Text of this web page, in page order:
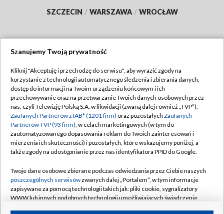
SZCZECIN / WARSZAWA / WROCŁAW
TVP
Abonament TVP
Emisja w TVP
Centrum informacji TVP
Naziemna Telewizja Cyfrowa
Rada Programowa
System NOS
Informacje o nadawcy
Regulamin TVP
Polityka prywatności
Moje zgody
Pomoc
Kontakt
Szanujemy Twoją prywatność
Kliknij "Akceptuję i przechodzę do serwisu", aby wyrazić zgody na
korzystanie z technologii automatycznego śledzenia i zbierania danych,
dostęp do informacji na Twoim urządzeniu końcowym i ich
przechowywanie oraz na przetwarzanie Twoich danych osobowych przez
nas, czyli Telewizję Polską S.A. w likwidacji (zwaną dalej również „TVP”),
Zaufanych Partnerów z IAB* (1201 firm) oraz pozostałych Zaufanych
Partnerów TVP (93 firm), w celach marketingowych (w tym do
zautomatyzowanego dopasowania reklam do Twoich zainteresowań i
mierzenia ich skuteczności) i pozostałych, które wskazujemy poniżej, a
także zgody na udostępnianie przez nas identyfikatora PPID do Google.
Twoje dane osobowe zbierane podczas odwiedzania przez Ciebie naszych
poszczególnych serwisówzwanych dalej „Portalem”, w tym informacje
zapisywane za pomocą technologii takich jak: pliki cookie, sygnalizatory
WWW lub innych podobnych technologii umożliwiających świadczenie